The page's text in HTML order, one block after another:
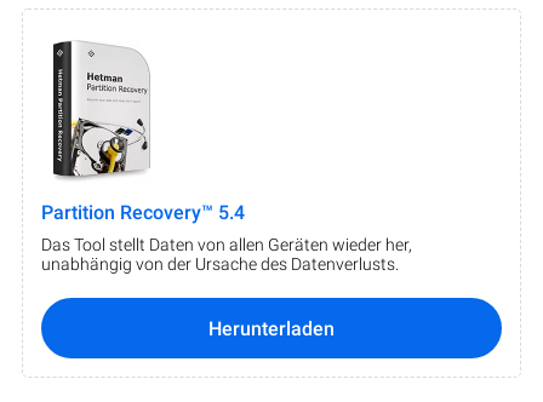
Partition Recovery™ 5.4
Das Tool stellt Daten von allen Geräten wieder her,
unabhängig von der Ursache des Datenverlusts.
Herunterladen